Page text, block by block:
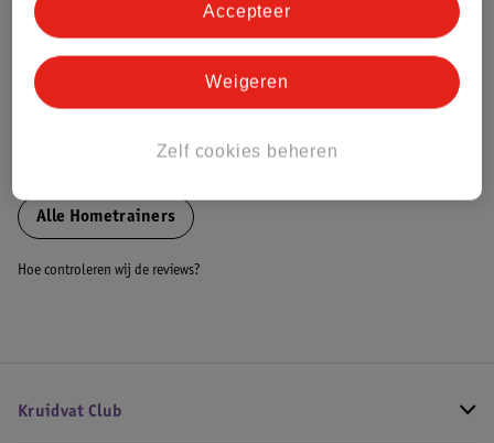
Bestel & Bezorginformatie
Alle Hometrainers
Hoe controleren wij de reviews?
Kruidvat Club
Zelf cookies beheren
Weigeren
Accepteer